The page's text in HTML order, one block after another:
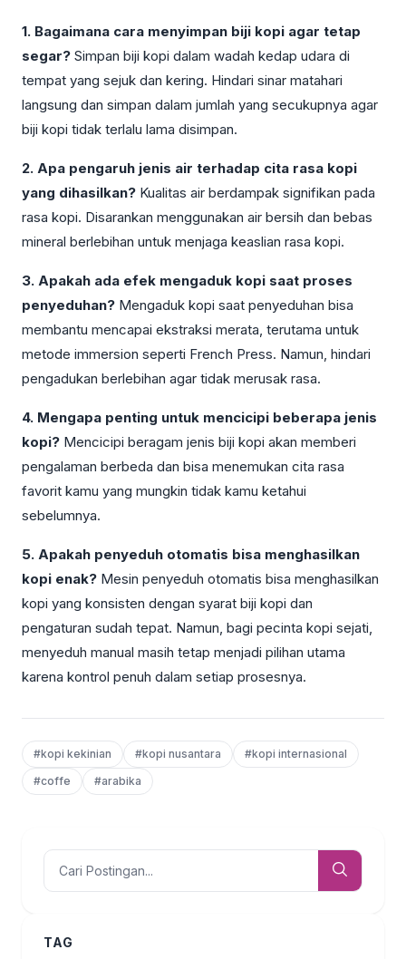
1. Bagaimana cara menyimpan biji kopi agar tetap
segar? Simpan biji kopi dalam wadah kedap udara di
tempat yang sejuk dan kering. Hindari sinar matahari
langsung dan simpan dalam jumlah yang secukupnya agar
biji kopi tidak terlalu lama disimpan.
2. Apa pengaruh jenis air terhadap cita rasa kopi
yang dihasilkan? Kualitas air berdampak signifikan pada
rasa kopi. Disarankan menggunakan air bersih dan bebas
mineral berlebihan untuk menjaga keaslian rasa kopi.
3. Apakah ada efek mengaduk kopi saat proses
penyeduhan? Mengaduk kopi saat penyeduhan bisa
membantu mencapai ekstraksi merata, terutama untuk
metode immersion seperti French Press. Namun, hindari
pengadukan berlebihan agar tidak merusak rasa.
4. Mengapa penting untuk mencicipi beberapa jenis
kopi? Mencicipi beragam jenis biji kopi akan memberi
pengalaman berbeda dan bisa menemukan cita rasa
favorit kamu yang mungkin tidak kamu ketahui
sebelumnya.
5. Apakah penyeduh otomatis bisa menghasilkan
kopi enak? Mesin penyeduh otomatis bisa menghasilkan
kopi yang konsisten dengan syarat biji kopi dan
pengaturan sudah tepat. Namun, bagi pecinta kopi sejati,
menyeduh manual masih tetap menjadi pilihan utama
karena kontrol penuh dalam setiap prosesnya.
#kopi kekinian #kopi nusantara
#kopi internasional
#coffe
#arabika
TAG